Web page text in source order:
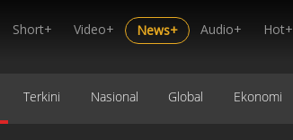
Short+ Video+ News+ Audio+ Hot+
Terkini Nasional Global Ekonomi